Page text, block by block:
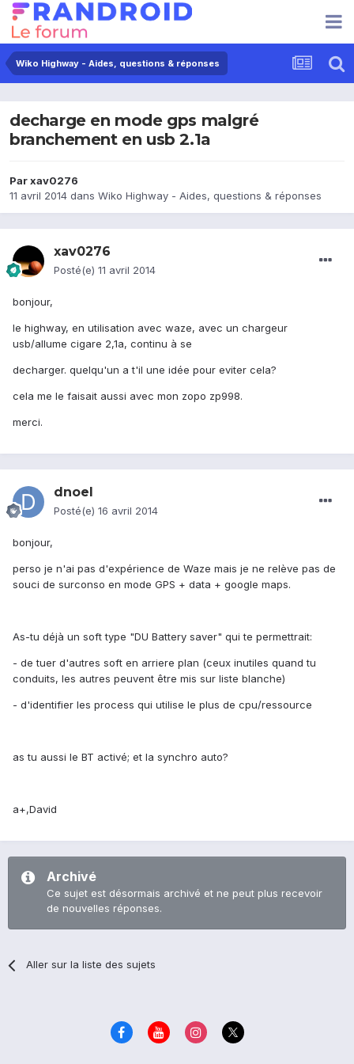
Wiko Highway - Aides, questions & réponses
decharge en mode gps malgré
branchement en usb 2.1a
Parxav0276
11 avril 2014 dans Wiko Highway - Aides, questions & réponses
xav0276
Posté(e) 11 avril 2014
bonjour,
le highway, en utilisation avec waze, avec un chargeur
usb/allume cigare 2,1a, continu à se
decharger. quelqu'un a t'il une idée pour eviter cela?
cela me le faisait aussi avec mon zopo zp998.
merci.
dnoel
Posté(e) 16 avril 2014
bonjour,
perso je n'ai pas d'expérience de Waze mais je ne relève pas de
souci de surconso en mode GPS + data + google maps.
As-tu déjà un soft type "DU Battery saver" qui te permettrait:
- de tuer d'autres soft en arriere plan (ceux inutiles quand tu
conduits, les autres peuvent être mis sur liste blanche)
- d'identifier les process qui utilise le plus de cpu/ressource
as tu aussi le BT activé; et la synchro auto?
a+,David
Archivé
Ce sujet est désormais archivé et ne peut plus recevoir
de nouvelles réponses.
Aller sur la liste des sujets